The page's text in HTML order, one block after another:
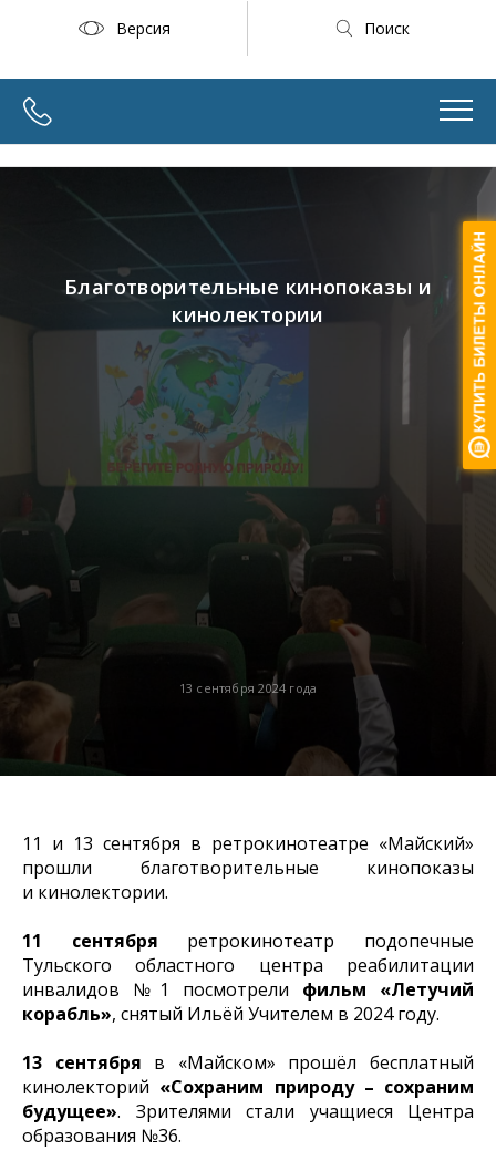
Версия Поиск
13 сентября 2024 года
Благотворительные кинопоказы и
кинолектории
11 и 13 сентября в ретрокинотеатре «Майский»
прошли благотворительные кинопоказы
и кинолектории.
11 сентября ретрокинотеатр подопечные
Тульского областного центра реабилитации
инвалидов №1 посмотрели фильм «Летучий
корабль», снятый Ильёй Учителем в 2024 году.
13 сентября в «Майском» прошёл бесплатный
кинолекторий «Сохраним природу – сохраним
будущее». Зрителями стали учащиеся Центра
образования №36.